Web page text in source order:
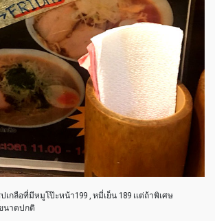
เกลือที่มีหมูโป๊ะหน้า199 , หมี่เย็น 189 เเต่ถ้าพิเศษ
นาดปกติ